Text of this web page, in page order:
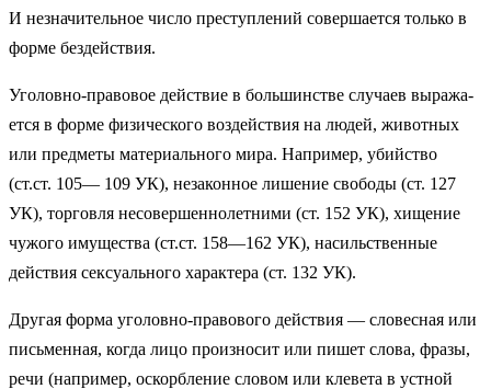
И незна­чительное число преступлений совершается только в
форме без­действия.
Уголовно-правовое действие в большинстве случаев выража­
ется в форме физического воздействия на людей, животных
или предметы материального мира. Например, убийство
(ст.ст. 105— 109 УК), незаконное лишение свободы (ст. 127
УК), торговля несовершеннолетними (ст. 152 УК), хищение
чужого имущества (ст.ст. 158—162 УК), насильственные
действия сексуального ха­рактера (ст. 132 УК).
Другая форма уголовно-правового действия — словесная или
письменная, когда лицо произносит или пишет слова, фразы,
речи (например, оскорбление словом или клевета в устной